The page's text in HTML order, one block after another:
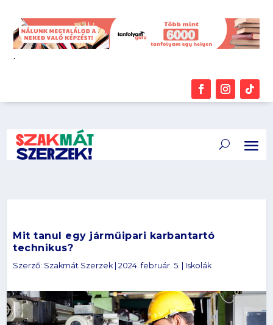
.
Mit tanul egy járműipari karbantartó
technikus?
Szerző: Szakmát Szerzek|2024. február. 5. Iskolák